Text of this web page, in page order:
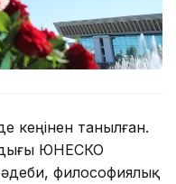
кеңінен танылған.
ЮНЕСКО
философиялық